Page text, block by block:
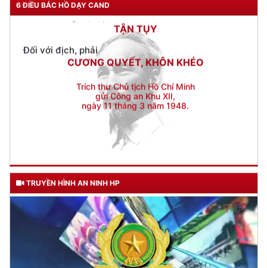
6 ĐIỀU BÁC HỒ DẠY CAND
Đối với địch, phải
CƯƠNG QUYẾT, KHÔN KHÉO
Trích thư Chủ tịch Hồ Chí Minh
gửi Công an Khu XII,
ngày 11 tháng 3 năm 1948.
TRUYỀN HÌNH AN NINH HP